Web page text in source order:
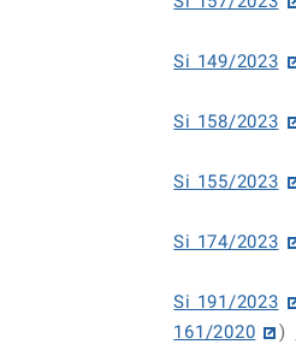
Si 149/2023
Si 158/2023
Si 155/2023
Si 174/2023
Si 191/2023
161/2020
)